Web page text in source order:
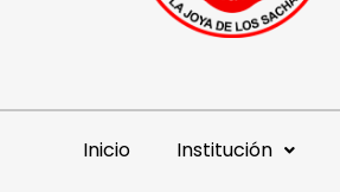
Inicio Institución